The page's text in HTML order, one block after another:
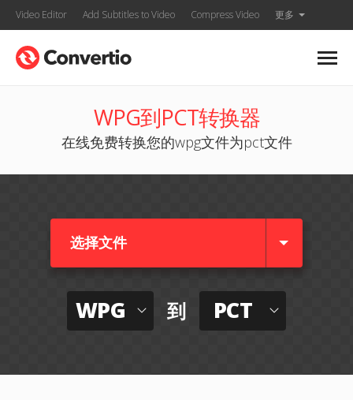
Video Editor Add Subtitles to Video Compress Video 更多
WPG到PCT转换器
在线免费转换您的wpg文件为pct文件
选择文件
WPG 到 PCT